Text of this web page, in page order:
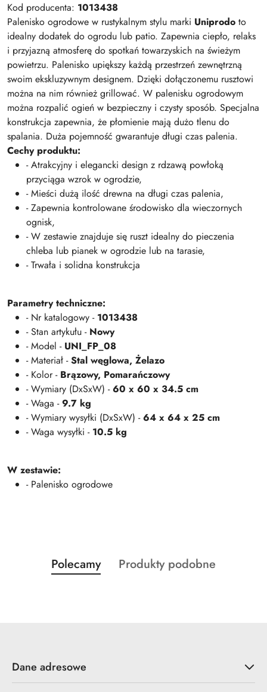
Kod producenta: 1013438
Palenisko ogrodowe w rustykalnym stylu marki Uniprodo to
idealny dodatek do ogrodu lub patio. Zapewnia ciepło, relaks
i przyjazną atmosferę do spotkań towarzyskich na świeżym
powietrzu. Palenisko upiększy każdą przestrzeń zewnętrzną
swoim ekskluzywnym designem. Dzięki dołączonemu rusztowi
można na nim również grillować. W palenisku ogrodowym
można rozpalić ogień w bezpieczny i czysty sposób. Specjalna
konstrukcja zapewnia, że płomienie mają dużo tlenu do
spalania. Duża pojemność gwarantuje długi czas palenia.
Cechy produktu:
- Atrakcyjny i elegancki design z rdzawą powłoką
przyciąga wzrok w ogrodzie,
- Mieści dużą ilość drewna na długi czas palenia,
- Zapewnia kontrolowane środowisko dla wieczornych
ognisk,
- W zestawie znajduje się ruszt idealny do pieczenia
chleba lub pianek w ogrodzie lub na tarasie,
- Trwała i solidna konstrukcja
Parametry techniczne:
- Nr katalogowy - 1013438
- Stan artykułu - Nowy
- Model - UNI_FP_08
- Materiał -Stal węglowa, Żelazo
- Kolor - Brązowy, Pomarańczowy
- Wymiary (DxSxW) -60 x 60 x 34.5 cm
- Waga -9.7 kg
- Wymiary wysyłki (DxSxW) -64 x 64 x 25 cm
- Waga wysyłki - 10.5 kg
W zestawie:
- Palenisko ogrodowe
Pomiń karuzelę produktów
Produkty
o
Polecamy
Produkty
Produkty podobne
Dane adresowe